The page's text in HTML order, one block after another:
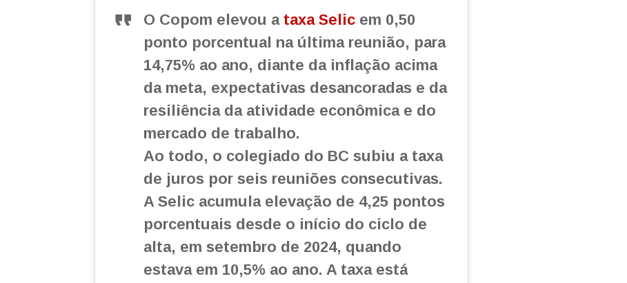
O Copom elevou a taxa Selic em 0,50
ponto porcentual na última reunião, para
14,75% ao ano, diante da inflação acima
da meta, expectativas desancoradas e da
resiliência da atividade econômica e do
mercado de trabalho.
Ao todo, o colegiado do BC subiu a taxa
de juros por seis reuniões consecutivas.
A Selic acumula elevação de 4,25 pontos
porcentuais desde o início do ciclo de
alta, em setembro de 2024, quando
estava em 10,5% ao ano. A taxa está